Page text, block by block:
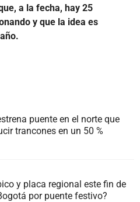
a la fecha, hay 25
y que la idea es
puente en el norte que
trancones en un 50 %
y placa regional este fin de
por puente festivo?